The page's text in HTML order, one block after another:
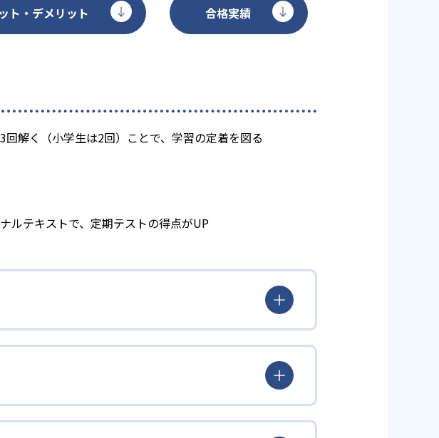
ト・デメリット 合格実績
解く（小学生は2回）ことで、学習の定着を図る
ルテキストで、定期テストの得点がUP
で、子どものやる気を引き出すという学習方針をとっ
で解き方をマスターし、問題が解けたらほめること
前向きに取り組むように促している。